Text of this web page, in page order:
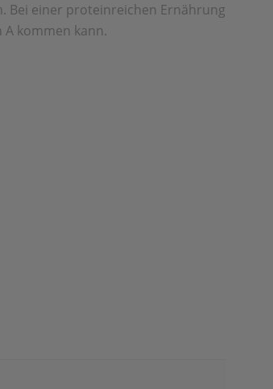
Bei einer proteinreichen Ernährung
kommen kann.